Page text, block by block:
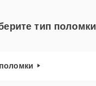
тип поломки